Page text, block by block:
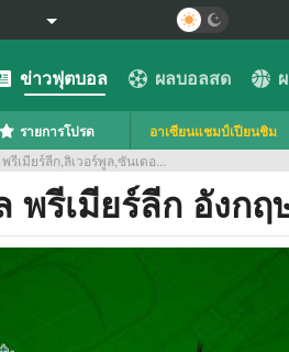
ข่าวฟุตบอล ผลบอลสด
รายการโปรด
อาเซียนแชมป์เปียนชิม
พรีเมียร์ลีก,ลิเวอร์พูล,ซันเดอ...
พรีเมียร์ลีก อังก